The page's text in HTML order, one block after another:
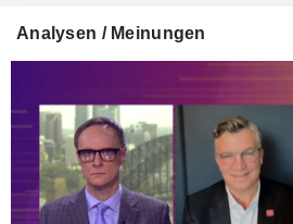
Analysen / Meinungen